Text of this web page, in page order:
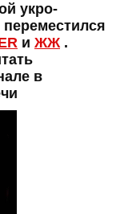
укро-
и ЖЖ.
в